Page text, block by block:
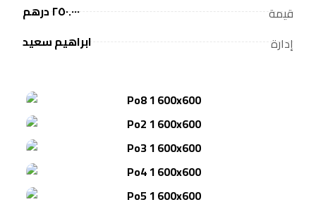
قيمة
٢٥٠.٠٠٠ درهم
إدارة
ابراهيم سعيد